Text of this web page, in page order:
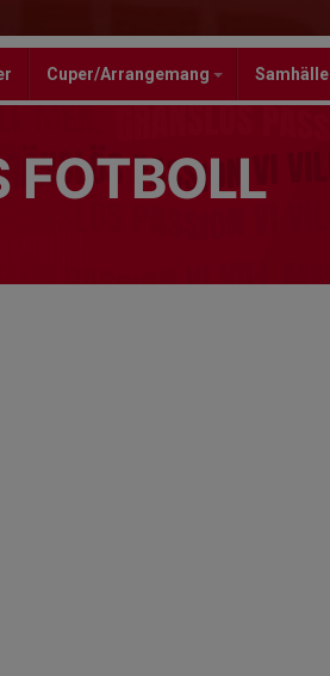
Cuper/Arrangemang Samhälle
FOTBOLL